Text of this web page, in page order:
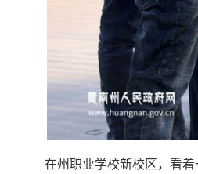
在州职业学校新校区，看